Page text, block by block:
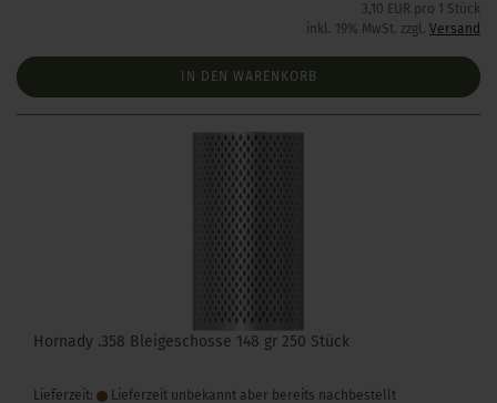
3,10 EUR pro 1 Stück
inkl. 19% MwSt. zzgl. Versand
IN DEN WARENKORB
Hornady .358 Bleigeschosse 148 gr 250 Stück
Lieferzeit: Lieferzeit unbekannt aber bereits nachbestellt